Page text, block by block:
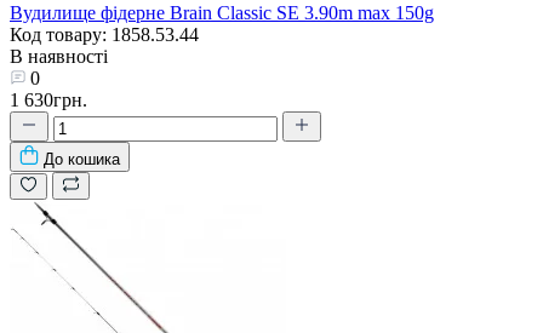
Вудилище фідерне Brain Classic SE 3.90m max 150g
Код товару: 1858.53.44
В наявності
0
1 630грн.
До кошика